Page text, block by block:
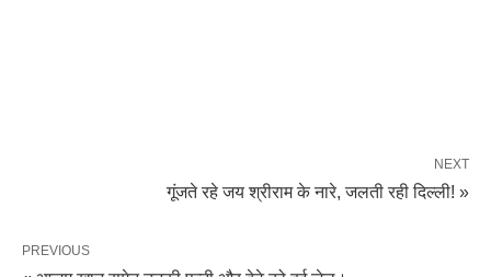
NEXT
गूंजते रहे जय श्रीराम के नारे, जलती रही दिल्ली! »
PREVIOUS